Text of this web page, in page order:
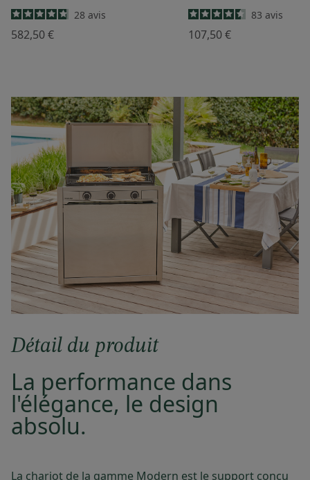
28 avis
582,50 €
83 avis
107,50 €
Détail du produit
La performance dans
l'élégance, le design
absolu.
La chariot de la gamme Modern est le support conçu